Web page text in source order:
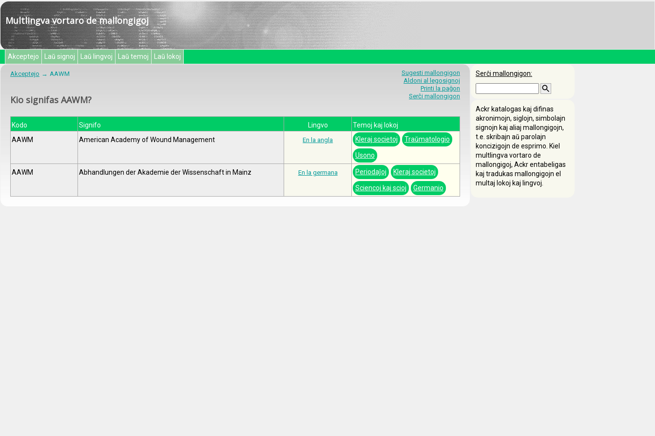
Multlingva vortaro de mallongigoj
Akceptejo Laŭ signoj Laŭ lingvoj Laŭ temoj Laŭ lokoj
Sugesti mallongigon
Aldoni al legosignoj
Printi la paĝon
Serĉi mallongigon
Akceptejo AAWM
Kio signifas AAWM?
Kodo Signifo Lingvo
Temoj kaj lokoj
AAWM
American Academy of Wound Management En la angla Kleraj societoj Traŭmatologio
Usono
AAWM Abhandlungen der Akademie der Wissenschaft in Mainz En la germana Periodaĵoj Kleraj societoj
Sciencoj kaj scioj Germanio
Serĉi mallongigon:
Ackr katalogas kaj difinas
akronimojn, siglojn, simbolajn
signojn kaj aliaj mallongigojn,
t.e. skribajn aŭ parolajn
koncizigojn de esprimo. Kiel
multlingva vortaro de
mallongigoj, Ackr entabeligas
kaj tradukas mallongigojn el
multaj lokoj kaj lingvoj.